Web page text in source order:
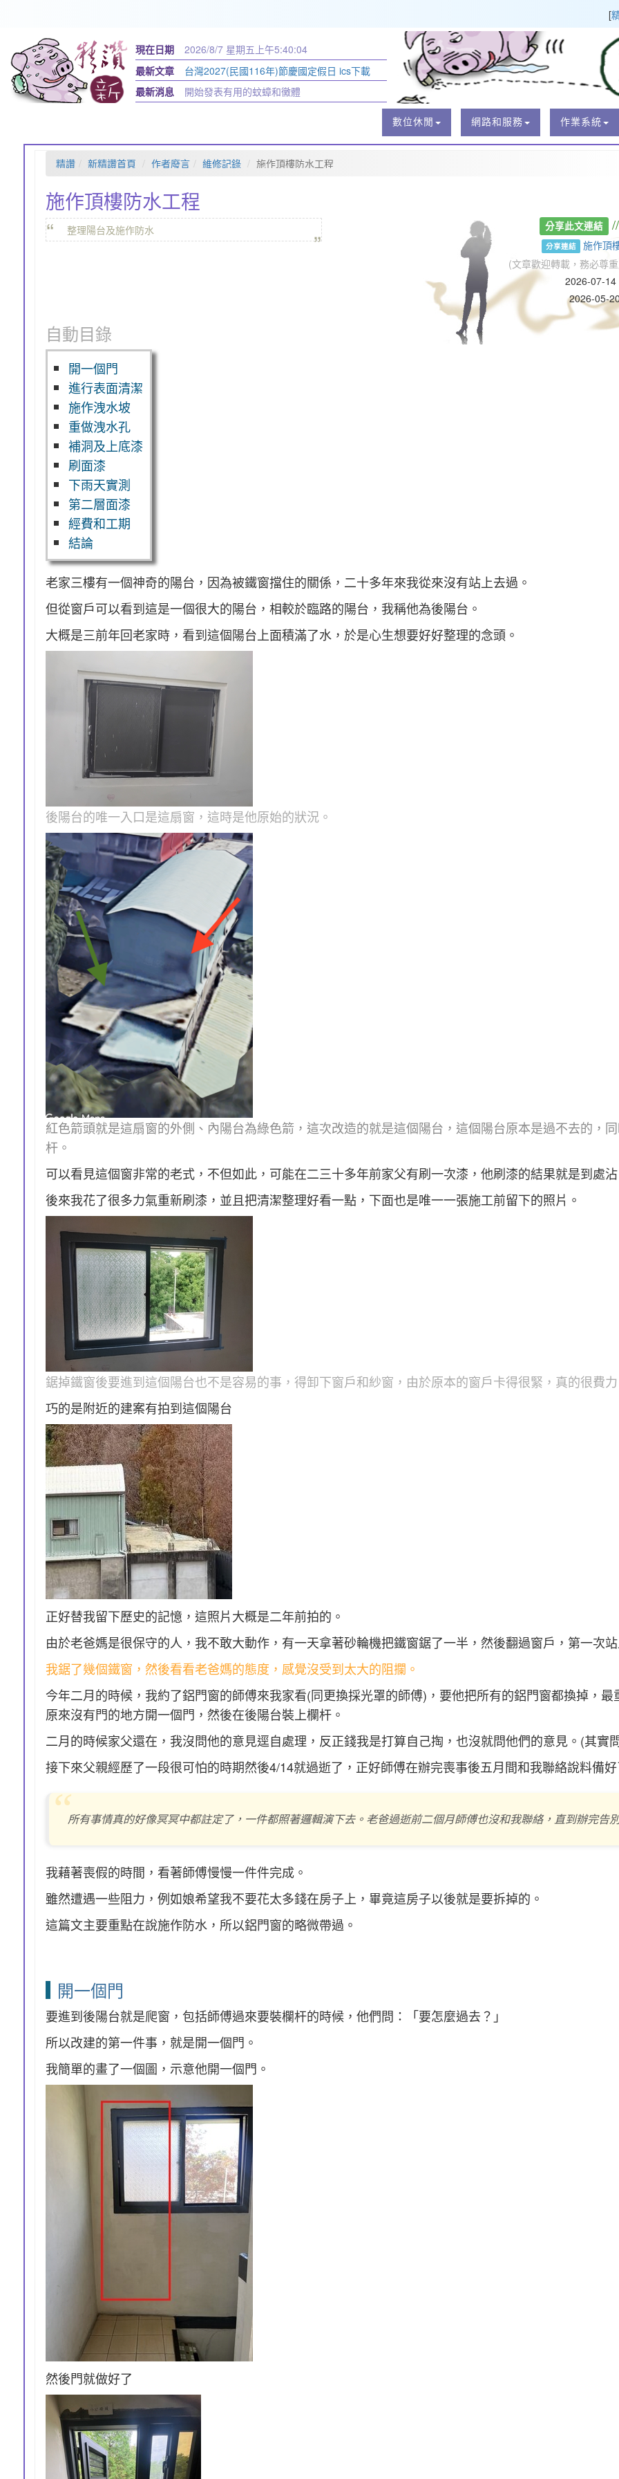
[
現在日期 2026/8/7 星期五 上午5:40:05
最新文章
台灣2027(民國116年)節慶國定假日 ics下載
最新消息
開始發表有用的蚊蟑和黴體
數位休閒 網路和服務 作業系統
精讚 新精讚首頁 作者廢言 維修記錄 施作頂樓防水工程
施作頂樓防水工程
“ 整理陽台及施作防水 „ 分享此文連結
分享連結
施作頂
(文章歡迎轉載，務必尊
2026-07-
2026-05-
自動目錄
開一個門
進行表面清潔
施作洩水坡
重做洩水孔
補洞及上底漆
刷面漆
下雨天實測
第二層面漆
經費和工期
結論
老家三樓有一個神奇的陽台，因為被鐵窗擋住的關係，二十多年來我從來沒有站上去過。
但從窗戶可以看到這是一個很大的陽台，相較於臨路的陽台，我稱他為後陽台。
大概是三前年回老家時，看到這個陽台上面積滿了水，於是心生想要好好整理的念頭。
後陽台的唯一入口是這扇窗，這時是他原始的狀況。
紅色箭頭就是這扇窗的外側、內陽台為綠色箭，這次改造的就是這個陽台，這個陽台原本是過不去的，
杆。
可以看見這個窗非常的老式，不但如此，可能在二三十多年前家父有刷一次漆，他刷漆的結果就是到處
後來我花了很多力氣重新刷漆，並且把清潔整理好看一點，下面也是唯一一張施工前留下的照片。
鋸掉鐵窗後要進到這個陽台也不是容易的事，得卸下窗戶和紗窗，由於原本的窗戶卡得很緊，真的很費
巧的是附近的建案有拍到這個陽台
正好替我留下歷史的記憶，這照片大概是二年前拍的。
由於老爸媽是很保守的人，我不敢大動作，有一天拿著砂輪機把鐵窗鋸了一半，然後翻過窗戶，第一次
我鋸了幾個鐵窗，然後看看老爸媽的態度，感覺沒受到太大的阻攔。
今年二月的時候，我約了鋁門窗的師傅來我家看(同更換採光罩的師傅)，要他把所有的鋁門窗都換掉，最
原來沒有門的地方開一個門，然後在後陽台裝上欄杆。
二月的時候家父還在，我沒問他的意見逕自處理，反正錢我是打算自己掏，也沒就問他們的意見。(其實
接下來父親經歷了一段很可怕的時期然後4/14就過逝了，正好師傅在辦完喪事後五月間和我聯絡說料備
所有事情真的好像冥冥中都註定了，一件都照著邏輯演下去。老爸過逝前二個月師傅也沒和我聯絡，直到辦完告
我藉著喪假的時間，看著師傅慢慢一件件完成。
雖然遭遇一些阻力，例如娘希望我不要花太多錢在房子上，畢竟這房子以後就是要拆掉的。
這篇文主要重點在說施作防水，所以鋁門窗的略微帶過。
開一個門
要進到後陽台就是爬窗，包括師傅過來要裝欄杆的時候，他們問：「要怎麼過去？」
所以改建的第一件事，就是開一個門。
我簡單的畫了一個圖，示意他開一個門。
然後門就做好了